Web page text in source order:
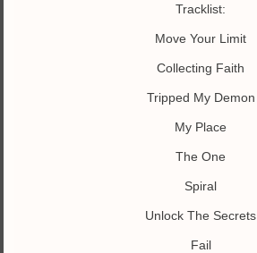
Tracklist:
Move Your Limit
Collecting Faith
Tripped My Demon
My Place
The One
Spiral
Unlock The Secrets
Fail